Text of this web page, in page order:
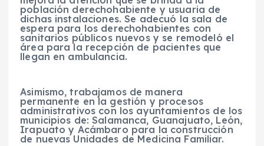
población derechohabiente y usuaria de
dichas instalaciones. Se adecuó la sala de
espera para los derechohabientes con
sanitarios públicos nuevos y se remodeló el
área para la recepción de pacientes que
llegan en ambulancia.
Asimismo, trabajamos de manera
permanente en la gestión y procesos
administrativos con los ayuntamientos de los
municipios de: Salamanca, Guanajuato, León,
Irapuato y Acámbaro para la construcción
de nuevas Unidades de Medicina Familiar.